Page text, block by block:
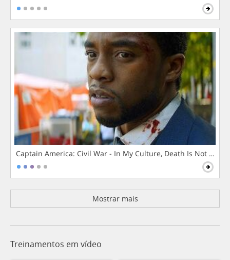
Captain America: Civil War - In My Culture, Death Is Not The
Mostrar mais
Treinamentos em vídeo